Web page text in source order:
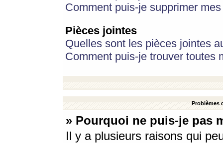
Comment puis-je supprimer
Pièces jointes
Quelles sont les pièces jointes
Comment puis-je trouver toutes
Problèmes
» Pourquoi ne puis-je pas
Il y a plusieurs raisons qui